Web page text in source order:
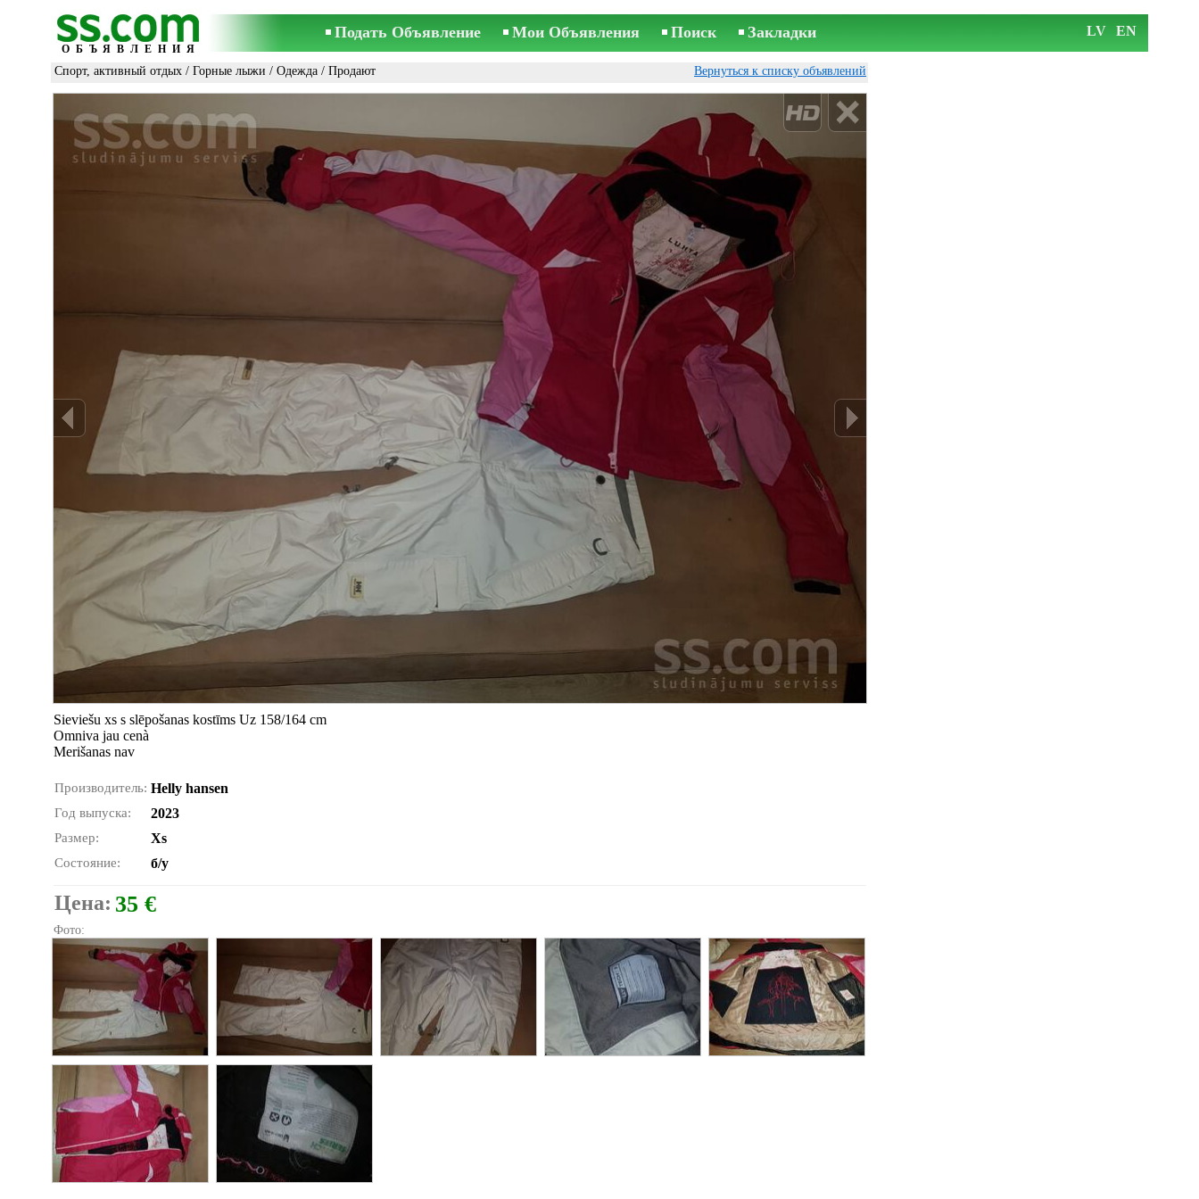
ОБЪЯВЛЕНИЯ
Подать Объявление Мои Объявления Поиск Закладки LV EN
Спорт, активный отдых / Горные лыжи / Одежда / Продают Вернуться к списку объявлений
Sieviešu xs s slēpošanas kostīms Uz 158/164 cm
Omniva jau cenà
Merišanas nav
Производитель: Helly hansen
Год выпуска: 2023
Размер: Xs
Состояние: б/у
Цена: 35 €
Фото: